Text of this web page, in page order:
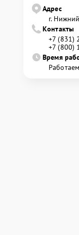
Адрес
г.
Контакты
+7 (831)
+7 (800)
Время